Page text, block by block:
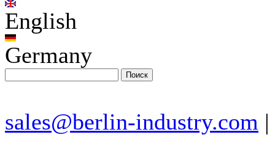
English
Germany
sales@berlin-industry.com |